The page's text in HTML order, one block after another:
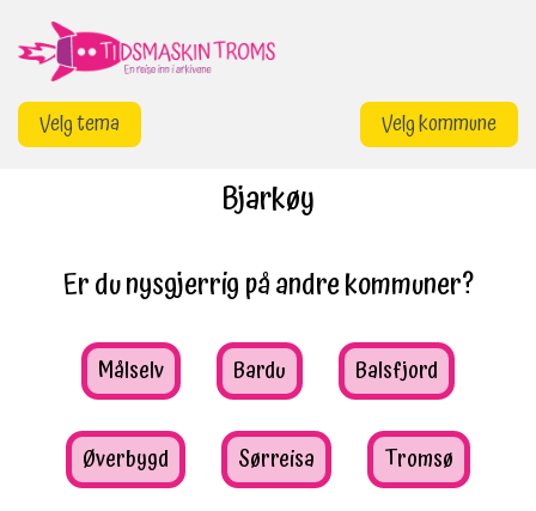
innhold
Velg tema Velg kommune
Bjarkøy
Er du nysgjerrig på andre kommuner?
Målselv Bardu Balsfjord
Øverbygd Sørreisa Tromsø